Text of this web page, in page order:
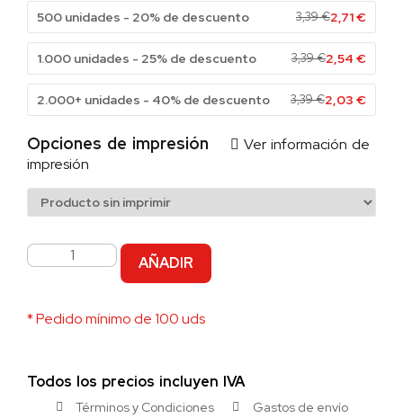
500 unidades - 20% de descuento 3,39€2,71€
1.000 unidades - 25% de descuento 3,39€2,54 €
2.000+ unidades - 40% de descuento 3,39€2,03 €
Opciones de impresión
Ver información de
impresión
AÑADIR
* Pedido mínimo de 100 uds
Todos los precios incluyen IVA
Términos y Condiciones
Gastos de envío